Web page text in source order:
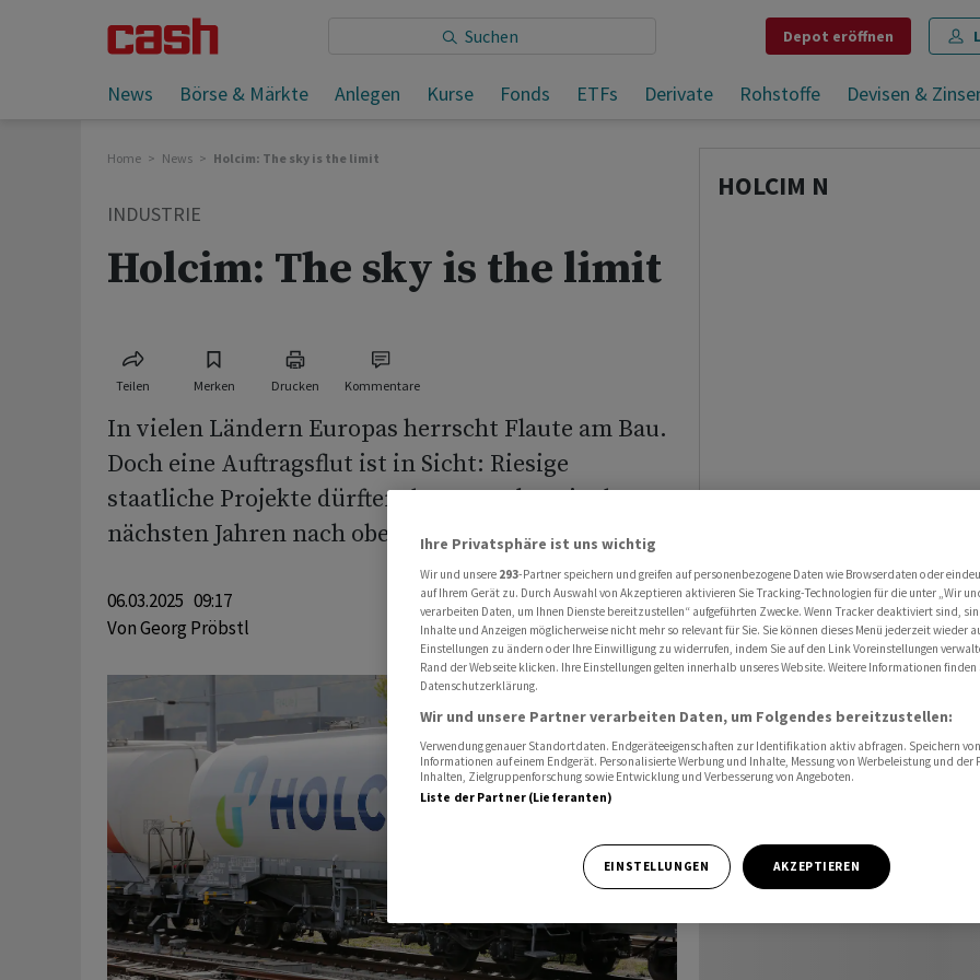
Depot eröffnen
News Börse & Märkte Anlegen Kurse Fonds ETFs Derivate Rohstoffe Devisen &
Sie lesen: Holcim: The sky is the limit
Teilen Merken Drucken Kommentare
Home News Holcim: The sky is the limit
INDUSTRIE
Holcim: The sky is the limit
Teilen Merken Drucken Kommentare
In vielen Ländern Europas herrscht Flaute am Bau.
Doch eine Auftragsflut ist in Sicht: Riesige
staatliche Projekte dürften den Bausektor in den
nächsten Jahren nach oben katapultieren.
06.03.2025 09:17
VonGeorg Pröbstl
HOLCIM N
Name Aktuell
Holcim N
70.82
-
Ihre Privatsphäre ist uns wichtig
Wir und unsere 293-Partner speichern und greifen auf personenbezogene Daten wie Browserdaten oder
auf Ihrem Gerät zu. Durch Auswahl von Akzeptieren aktivieren Sie Tracking-Technologien für die unter „Wir
verarbeiten Daten, um Ihnen Dienste bereitzustellen“ aufgeführten Zwecke. Wenn Tracker deaktiviert sind,
Inhalte und Anzeigen möglicherweise nicht mehr so relevant für Sie. Sie können dieses Menü jederzeit wieder
Einstellungen zu ändern oder Ihre Einwilligung zu widerrufen, indem Sie auf den Link Voreinstellungen
Rand der Webseite klicken. Ihre Einstellungen gelten innerhalb unseres Website. Weitere Informationen finden
Datenschutzerklärung.
Wir und unsere Partner verarbeiten Daten, um Folgendes bereitzustellen:
Verwendung genauer Standortdaten. Endgeräteeigenschaften zur Identifikation aktiv abfragen. Speichern
Informationen auf einem Endgerät. Personalisierte Werbung und Inhalte, Messung von Werbeleistung und der
Inhalten, Zielgruppenforschung sowie Entwicklung und Verbesserung von Angeboten.
Liste der Partner (Lieferanten)
EINSTELLUNGEN AKZEPTIEREN